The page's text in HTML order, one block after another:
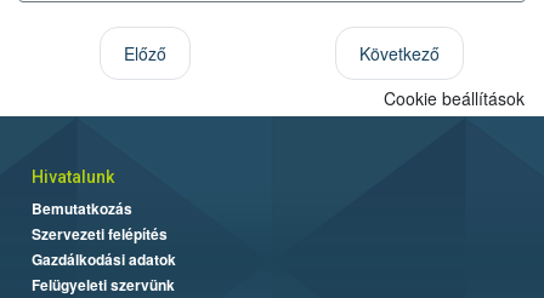
Előző
Következő
Cookie beállítások
Hivatalunk
Bemutatkozás
Szervezeti felépítés
Gazdálkodási adatok
Felügyeleti szervünk